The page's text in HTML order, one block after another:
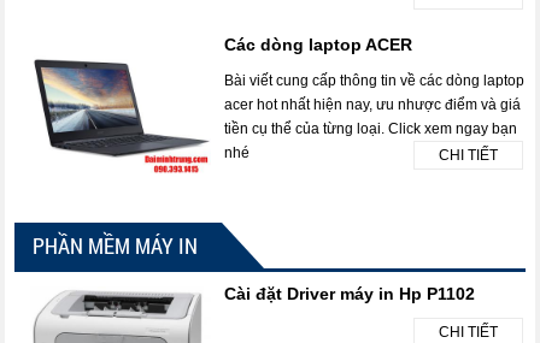
Các dòng laptop ACER
Bài viết cung cấp thông tin về các dòng laptop
acer hot nhất hiện nay, ưu nhược điểm và giá
tiền cụ thể của từng loại. Click xem ngay bạn
nhé
CHI TIẾT
PHẦN MỀM MÁY IN
Cài đặt Driver máy in Hp P1102
CHI TIẾT